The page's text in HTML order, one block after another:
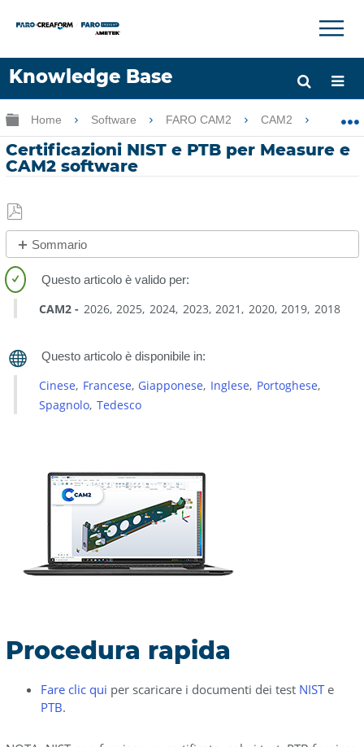
Knowledge Base
Lingua
Chiedere aiuto Accesso
×
Ingrandisci/riduci gerarchia globale
Home Software FARO CAM2 CAM2
Certificazioni NIST e PTB per Measure e
CAM2 software
Salva
come
PDF
Sommario
rapida
Panoramica
CAM2 2026 2025 2024 2023 2021 2020 2019 2018
Cinese Francese Giapponese Inglese Portoghese
Spagnolo Tedesco
Procedura rapida
Fare clic qui per scaricare i documenti dei test NISTe
PTB.